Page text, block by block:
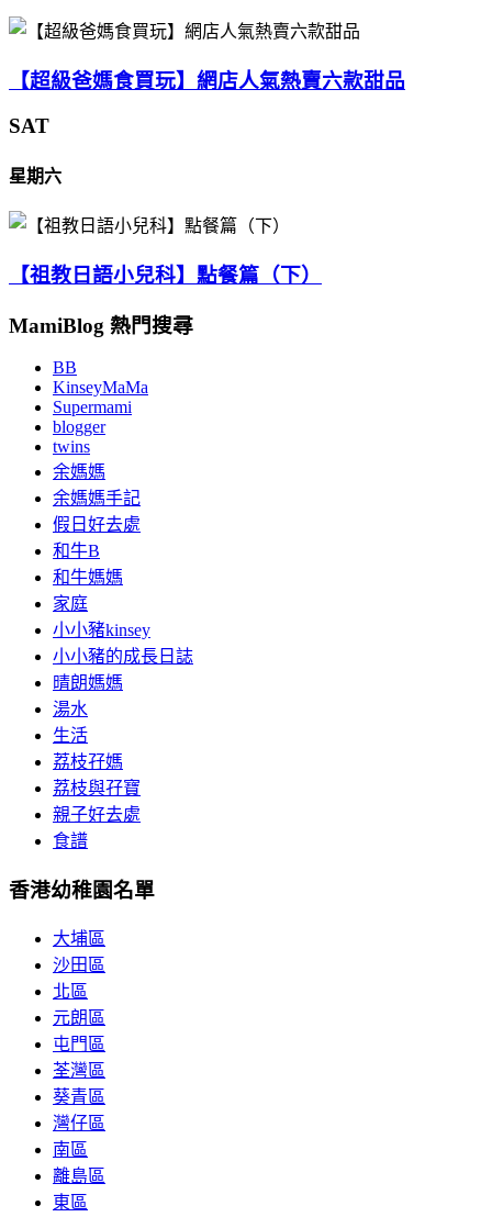
【超級爸媽食買玩】網店人氣熱賣六款甜品
SAT
星期六
【祖教日語小兒科】點餐篇（下）
MamiBlog 熱門搜尋
BB
KinseyMaMa
Supermami
blogger
twins
余媽媽
余媽媽手記
假日好去處
和牛B
和牛媽媽
家庭
小小豬kinsey
小小豬的成長日誌
晴朗媽媽
湯水
生活
荔枝孖媽
荔枝與孖寶
親子好去處
食譜
香港幼稚園名單
大埔區
沙田區
北區
元朗區
屯門區
荃灣區
葵青區
灣仔區
南區
離島區
東區